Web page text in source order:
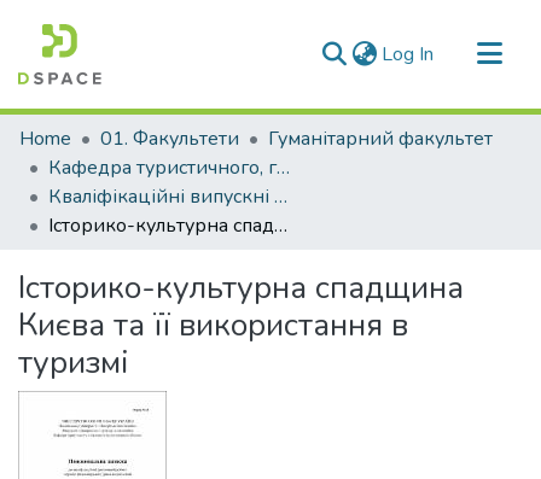
Log In (current)
Communities & Collections
All of DSpace
Statistics
Home 01. Факультети
Гуманітарний факультет
Кафедра туристичного, готельного та ресторанного бізнесу (Кафедра ТГ та РБ)
Кваліфікаційні випускні роботи здобувачів вищої освіти кафедри ТГ та РБ
Історико-культурна спадщина Києва та її використання в туризмі
Історико-культурна спадщина
Києва та її використання в
туризмі